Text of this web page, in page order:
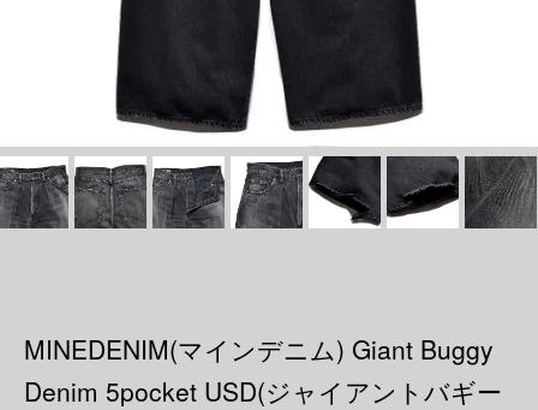
MINEDENIM(マインデニム) Giant Buggy
Denim 5pocket USD(ジャイアントバギー